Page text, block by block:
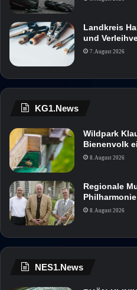
Landkreis
und
7. August 2026
KG1.News
Wildpark
Bienenvolk
8. August 2026
Regionale
8. August 2026
NES1.News